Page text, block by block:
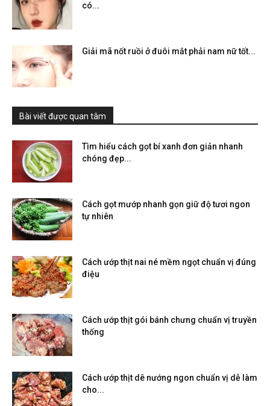
có...
Giải mã nốt ruồi ở đuôi mắt phải nam nữ tốt...
Bài viết được quan tâm
Tìm hiểu cách gọt bí xanh đơn giản nhanh
chóng đẹp...
Cách gọt mướp nhanh gọn giữ độ tươi ngon
tự nhiên
Cách ướp thịt nai né mềm ngọt chuẩn vị đúng
điệu
Cách ướp thịt gói bánh chưng chuẩn vị truyền
thống
Cách ướp thịt dê nướng ngon chuẩn vị dễ làm
cho...